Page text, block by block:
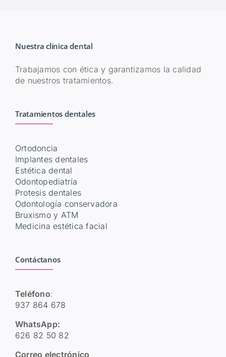
Nuestra clínica dental
Trabajamos con ética y garantizamos la calidad
de nuestros tratamientos.
Tratamientos dentales
Ortodoncia
Implantes dentales
Estética dental
Odontopediatría
Protesis dentales
Odontología conservadora
Bruxismo y ATM
Medicina estética facial
Contáctanos
Teléfono:
937 864 678
WhatsApp:
626 82 50 82
Correo electrónico